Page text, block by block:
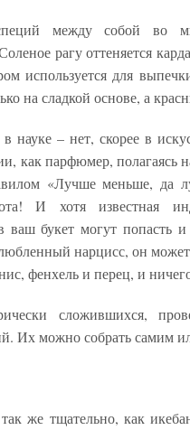
между собой во
рагу оттеняется
используется для
на сладкой основе, а
науке – нет, скорее в
как парфюмер,
«Лучше меньше,
И хотя известная
ваш букет могут попасть
нарцисс, он
фенхель и перец, и
сложившихся,
Их можно собрать самим
же тщательно, как